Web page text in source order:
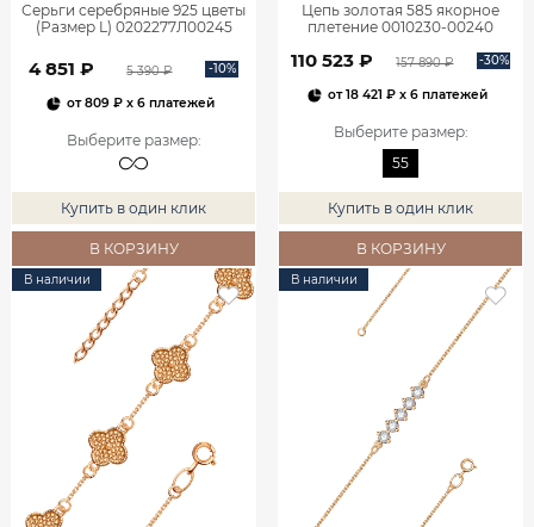
Серьги серебряные 925 цветы
(Размер L) 0202277Л00245
4 851 ₽ 5 390 ₽ -10%
от809 ₽ x 6 платежей
Выберите размер:
Купить в один клик
В КОРЗИНУ
Цепь золотая 585 якорное
плетение 0010230-00240
110 523 ₽ 157 890 ₽ -30%
от18 421 ₽ x 6 платежей
Выберите размер:
55
Купить в один клик
В КОРЗИНУ
В наличии В наличии